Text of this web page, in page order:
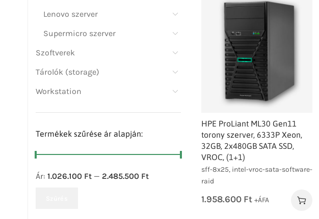
Lenovo szerver
Supermicro szerver
Szoftverek
Tárolók (storage)
Workstation
Termékek szűrése ár alapján:
Ár: 1.026.100 Ft — 2.485.500 Ft
HPE ProLiant ML30 Gen11
torony szerver, 6333P Xeon,
32GB, 2x480GB SATA SSD,
VROC, (1+1)
sff-8x25, intel-vroc-sata-software-
raid
1.958.600 Ft +ÁFA